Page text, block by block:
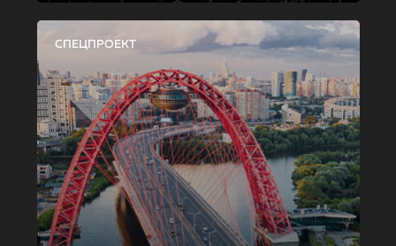
СПЕЦПРОЕКТ